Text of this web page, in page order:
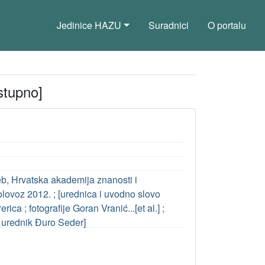
Jedinice HAZU Suradnici O portalu
Hrvatska akademija znanosti i
2012. ; [urednica i uvodno slovo
; fotografije Goran Vranić...[et al.] ;
Đuro Seder]